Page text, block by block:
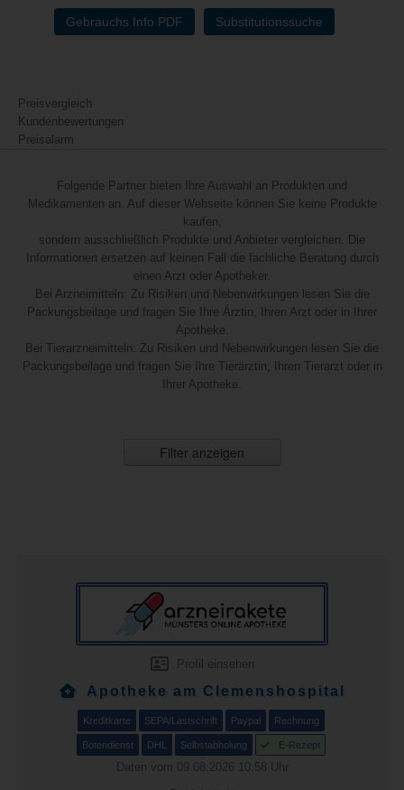
Gebrauchs.Info PDF Substitutionssuche
Preisvergleich
Kundenbewertungen
Preisalarm
Folgende Partner bieten Ihre Auswahl an Produkten und
Medikamenten an. Auf dieser Webseite können Sie keine Produkte
kaufen,
sondern ausschließlich Produkte und Anbieter vergleichen. Die
Informationen ersetzen auf keinen Fall die fachliche Beratung durch
einen Arzt oder Apotheker.
Bei Arzneimitteln: Zu Risiken und Nebenwirkungen lesen Sie die
Packungsbeilage und fragen Sie Ihre Ärztin, Ihren Arzt oder in Ihrer
Apotheke.
Bei Tierarzneimitteln: Zu Risiken und Nebenwirkungen lesen Sie die
Packungsbeilage und fragen Sie Ihre Tierärztin, Ihren Tierarzt oder in
Ihrer Apotheke.
Filter anzeigen
Profil einsehen
Apotheke am Clemenshospital
Kreditkarte SEPA/Lastschrift Paypal Rechnung
Botendienst DHL Selbstabholung E-Rezept
Daten vom 09.08.2026 10:58 Uhr